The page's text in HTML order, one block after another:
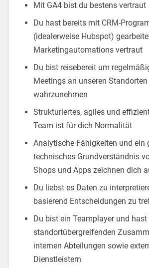
Mit GA4 bist du bestens vertraut
Du hast bereits mit CRM-
(idealerweise Hubspot)
Marketingautomations vertraut
Du bist reisebereit um
Meetings an unseren Standorten
wahrzunehmen
Strukturiertes, agiles und
Team ist für dich Normalität
Analytische Fähigkeiten und ein
technisches Grundverständnis
Shops und Apps zeichnen dich
Du liebst es Daten zu
basierend Entscheidungen zu
Du bist ein Teamplayer und
standortübergreifenden
internen Abteilungen sowie
Dienstleistern